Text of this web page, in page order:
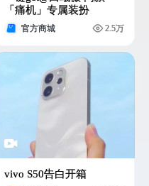
「痛机」专属装扮
官方商城 2.5万
vivo S50告白开箱